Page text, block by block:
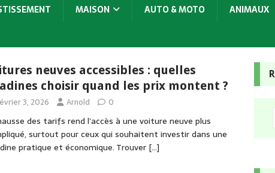
MAISON AUTO & MOTO ANIMAUX
neuves accessibles : quelles
choisir quand les prix montent ?
3, 2026 Arnold 0
des tarifs rend l’accès à une voiture neuve plus
surtout pour ceux qui souhaitent investir dans une
pratique et économique. Trouver […]